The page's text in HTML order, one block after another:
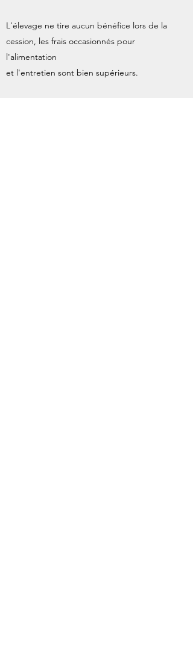
L'élevage ne tire aucun bénéfice lors de la
cession, les frais occasionnés pour
l'alimentation
et l'entretien sont bien supérieurs.